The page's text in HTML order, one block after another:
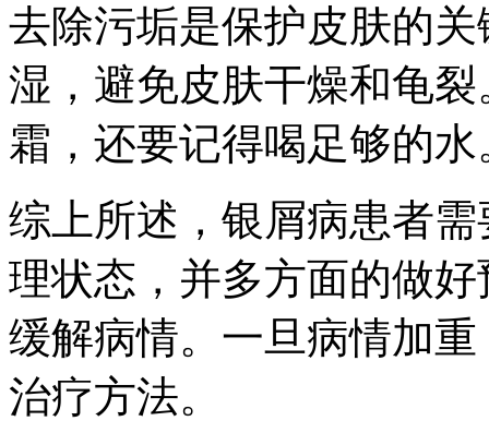
去除污垢是保护皮肤的
湿，避免皮肤干燥和龟
霜，还要记得喝足够的水
综上所述，银屑病患者
理状态，并多方面的做
缓解病情。一旦病情加
治疗方法。